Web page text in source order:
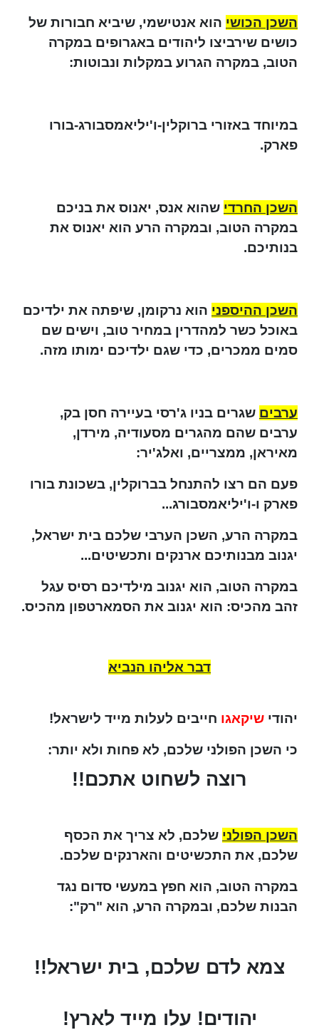
השכן הכושי הוא אנטישמי, שיביא חבורות של
כושים שירביצו ליהודים באגרופים במקרה
הטוב, במקרה הגרוע במקלות ונבוטות:
במיוחד באזורי ברוקלין-ו'יליאמסבורג-בורו
פארק.
השכן החרדי שהוא אנס, יאנוס את בניכם
במקרה הטוב, ובמקרה הרע הוא יאנוס את
בנותיכם.
השכן ההיספני הוא נרקומן, שיפתה את ילדיכם
באוכל כשר למהדרין במחיר טוב, וישים שם
סמים ממכרים, כדי שגם ילדיכם ימותו מזה.
ערבים שגרים בניו ג'רסי בעיירה חסן בק,
ערבים שהם מהגרים מסעודיה, מירדן,
מאיראן, ממצריים, ואלג'יר:
פעם הם רצו להתנחל בברוקלין, בשכונת בורו
פארק ו-ו'יליאמסבורג...
במקרה הרע, השכן הערבי שלכם בית ישראל,
יגנוב מבנותיכם ארנקים ותכשיטים...
במקרה הטוב, הוא יגנוב מילדיכם רסיס עגל
זהב מהכיס: הוא יגנוב את הסמארטפון מהכיס.
דבר אליהו הנביא
יהודי שיקאגו חייבים לעלות מייד לישראל!
כי השכן הפולני שלכם, לא פחות ולא יותר:
רוצה לשחוט אתכם!!
השכן הפולני שלכם, לא צריך את הכסף
שלכם, את התכשיטים והארנקים שלכם.
במקרה הטוב, הוא חפץ במעשי סדום נגד
הבנות שלכם, ובמקרה הרע, הוא "רק":
צמא לדם שלכם, בית ישראל!!
יהודים! עלו מייד לארץ!